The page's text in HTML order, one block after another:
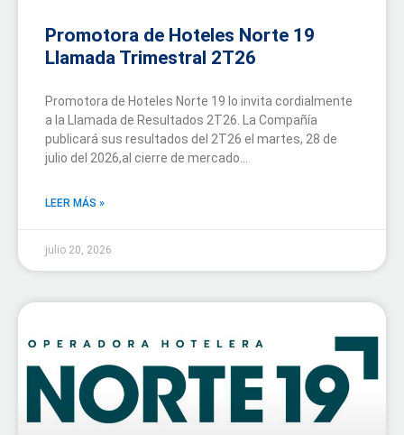
Promotora de Hoteles Norte 19
Llamada Trimestral 2T26
Promotora de Hoteles Norte 19 lo invita cordialmente
a la Llamada de Resultados 2T26. La Compañía
publicará sus resultados del 2T26 el martes, 28 de
julio del 2026,al cierre de mercado...
LEER MÁS »
julio 20, 2026